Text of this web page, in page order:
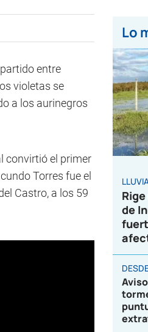
entre
violetas se
a los aurinegros
convirtió el primer
Torres fue el
Castro, a los 59
Lo
de